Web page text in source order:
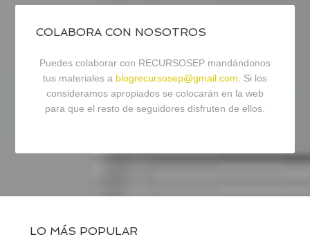
COLABORA CON NOSOTROS
Puedes colaborar con RECURSOSEP mandándonos
tus materiales a blogrecursosep@gmail.com . Si los
consideramos apropiados se colocarán en la web
para que el resto de seguidores disfruten de ellos.
LO MÁS POPULAR